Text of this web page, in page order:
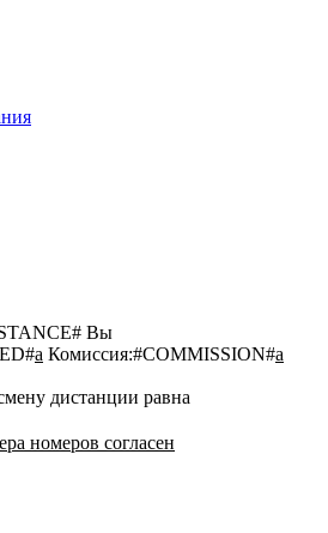
Вы
a Комиссия:#COMMISSION#a
дистанции равна
номеров согласен